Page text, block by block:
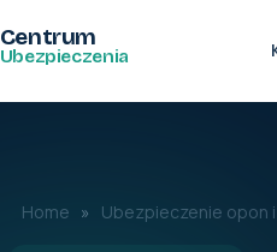
Centrum
Ubezpieczenia
Home » Ubezpieczenie opon